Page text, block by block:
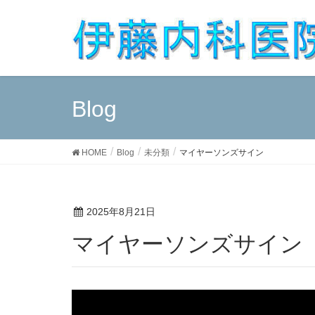
Blog
HOME Blog 未分類 マイヤーソンズサイン
2025年8月21日
マイヤーソンズサイン